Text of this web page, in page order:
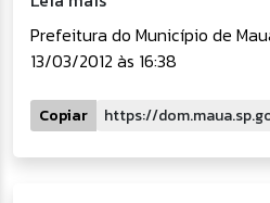
Prefeitura do Município de
13/03/2012 às 16:38
Copiar